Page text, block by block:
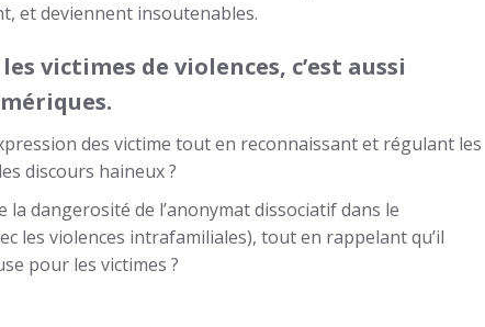
et deviennent insoutenables.
victimes de violences, c’est aussi
des victime tout en reconnaissant et régulant les
discours haineux ?
dangerosité de l’anonymat dissociatif dans le
les violences intrafamiliales), tout en rappelant qu’il
pour les victimes ?